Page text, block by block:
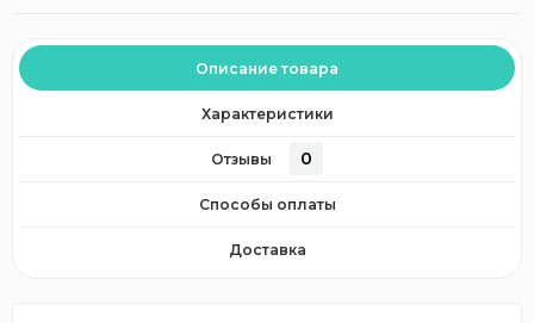
Описание товара
Характеристики
Отзывы 0
Способы оплаты
Доставка